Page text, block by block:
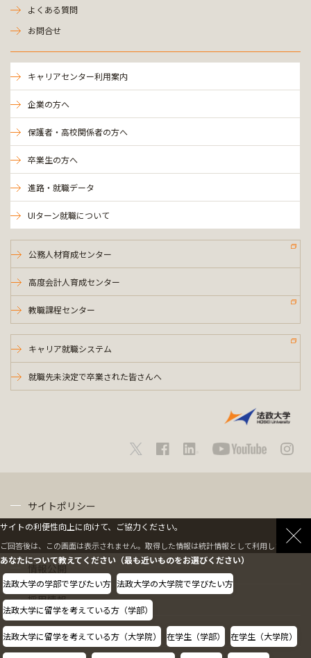
よくある質問
お問合せ
キャリアセンター利用案内
企業の方へ
保護者・高校関係者の方へ
卒業生の方へ
進路・就職データ
UIターン就職について
公務人材育成センター
高度会計人育成センター
教職課程センター
キャリア就職システム
就職先未決定で卒業された皆さんへ
サイトポリシー
情報公開
採用情報
教職員の方へ
サイトの利便性向上に向けて、ご協力ください。
ご回答後は、この画面は表示されません。取得した情報は統計情報として利用します。
あなたについて教えてください（最も近いものをお選びください）
法政大学の学部で学びたい方 法政大学の大学院で学びたい方
法政大学に留学を考えている方（学部）
法政大学に留学を考えている方（大学院） 在学生（学部） 在学生（大学院）